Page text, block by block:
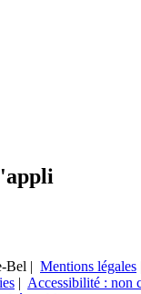
Bel | Mentions légales
| Accessibilité : non